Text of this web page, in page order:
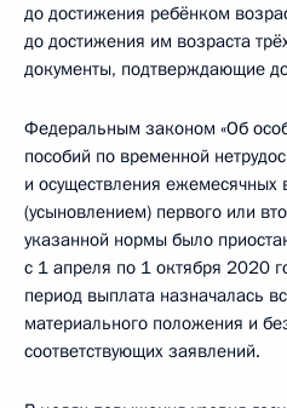
до достижения ребёнком
до достижения им возраста
документы, подтверждающие
Федеральным законом «Об
пособий по временной
и осуществления
(усыновлением) первого или
указанной нормы было
с 1 апреля по 1 октября 2020
период выплата назначалась
материального положения и
соответствующих заявлений.